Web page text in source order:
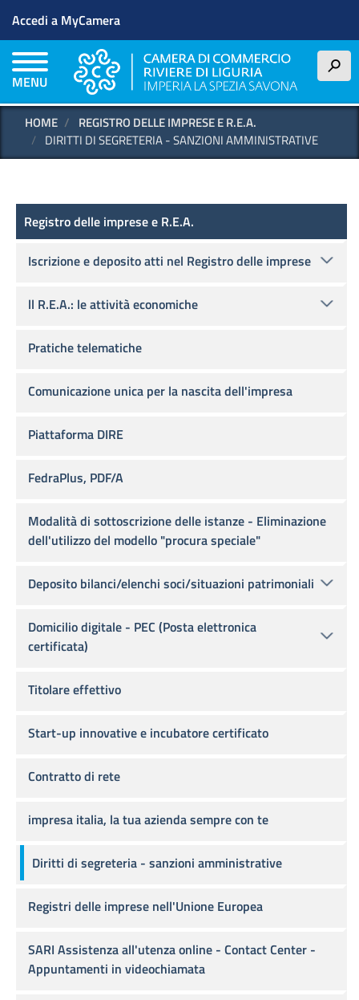
contenuto
principale
Menu profilo utente
Accedi a MyCamera
MENU
h
HOME
REGISTRO DELLE IMPRESE E R.E.A.
DIRITTI DI SEGRETERIA - SANZIONI AMMINISTRATIVE
Registro delle imprese e R.E.A.
Registro delle imprese e R.E.A.
Iscrizione e deposito atti nel Registro delle imprese
ll R.E.A.: le attività economiche
Pratiche telematiche
Comunicazione unica per la nascita dell'impresa
Piattaforma DIRE
FedraPlus, PDF/A
Modalità di sottoscrizione delle istanze - Eliminazione
dell'utilizzo del modello "procura speciale"
Deposito bilanci/elenchi soci/situazioni patrimoniali
Domicilio digitale - PEC (Posta elettronica
certificata)
Titolare effettivo
Start-up innovative e incubatore certificato
Contratto di rete
impresa italia, la tua azienda sempre con te
Diritti di segreteria - sanzioni amministrative
Registri delle imprese nell'Unione Europea
SARI Assistenza all'utenza online - Contact Center -
Appuntamenti in videochiamata